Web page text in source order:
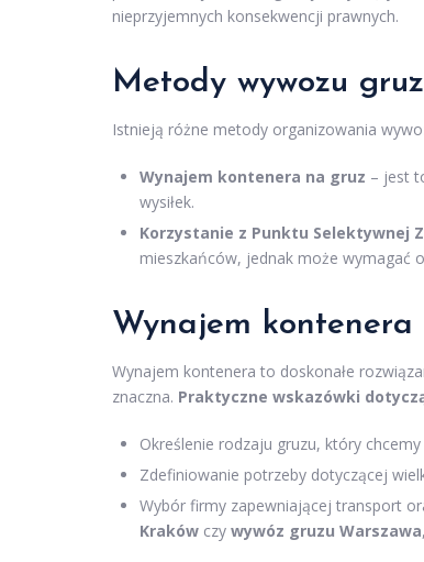
nieprzyjemnych konsekwencji prawnych.
Metody wywozu
Istnieją różne metody organizowania
Wynajem kontenera na gruz – jest
wysiłek.
Korzystanie z Punktu Selektywnej
mieszkańców, jednak może wymagać
Wynajem kontenera
Wynajem kontenera to doskonałe
znaczna. Praktyczne wskazówki
Określenie rodzaju gruzu, który
Zdefiniowanie potrzeby dotyczącej
Wybór firmy zapewniającej transport
Kraków czy wywóz gruzu Warszawa